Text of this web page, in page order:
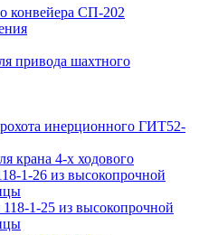
конвейера СП-202
привода шахтного
инерционного ГИТ52-
крана 4-х ходового
1-26 из высокопрочной
1-25 из высокопрочной